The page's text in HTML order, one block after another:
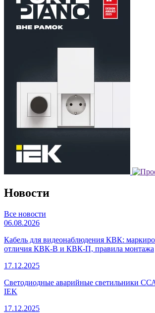
Новости
Все новости
06.08.2026
Кабель для видеонаблюдения КВК:
отличия КВК-В и КВК-П, правила монтажа
17.12.2025
Светодиодные аварийные светильники
IEK
17.12.2025